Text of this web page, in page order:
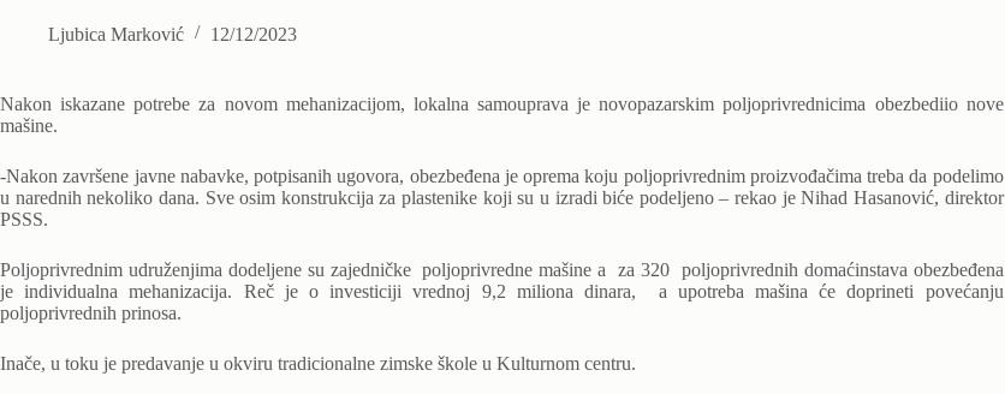
Ljubica Marković 12/12/2023
Nakon iskazane potrebe za novom mehanizacijom, lokalna samouprava je novopazarskim poljoprivrednicima obezbediio nove
mašine.
-Nakon završene javne nabavke, potpisanih ugovora, obezbeđena je oprema koju poljoprivrednim proizvođačima treba da podelimo
u narednih nekoliko dana. Sve osim konstrukcija za plastenike koji su u izradi biće podeljeno – rekao je Nihad Hasanović, direktor
PSSS.
Poljoprivrednim udruženjima dodeljene su zajedničke poljoprivredne mašine a za 320 poljoprivrednih domaćinstava obezbeđena
je individualna mehanizacija. Reč je o investiciji vrednoj 9,2 miliona dinara, a upotreba mašina će doprineti povećanju
poljoprivrednih prinosa.
Inače, u toku je predavanje u okviru tradicionalne zimske škole u Kulturnom centru.